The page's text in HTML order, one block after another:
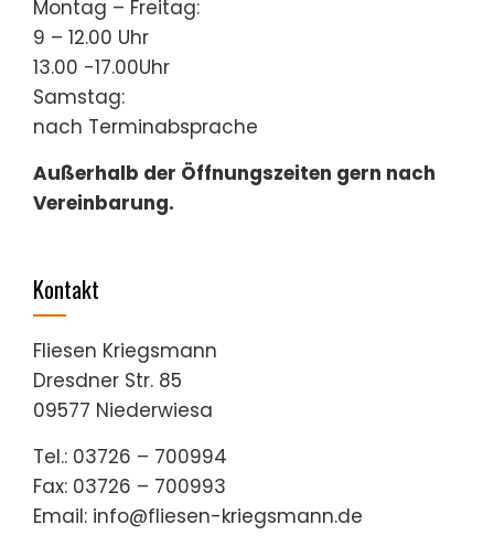
Montag – Freitag:
9 – 12.00 Uhr
13.00 -17.00Uhr
Samstag:
nach Terminabsprache
Außerhalb der Öffnungszeiten gern nach
Vereinbarung.
Kontakt
Fliesen Kriegsmann
Dresdner Str. 85
09577 Niederwiesa
Tel.: 03726 – 700994
Fax: 03726 – 700993
Email: info@fliesen-kriegsmann.de